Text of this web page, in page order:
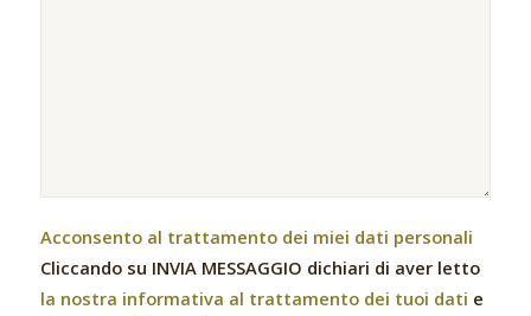
Acconsento al trattamento dei miei dati personali
Cliccando su INVIA MESSAGGIO dichiari di aver letto
la nostra informativa al trattamento dei tuoi dati e